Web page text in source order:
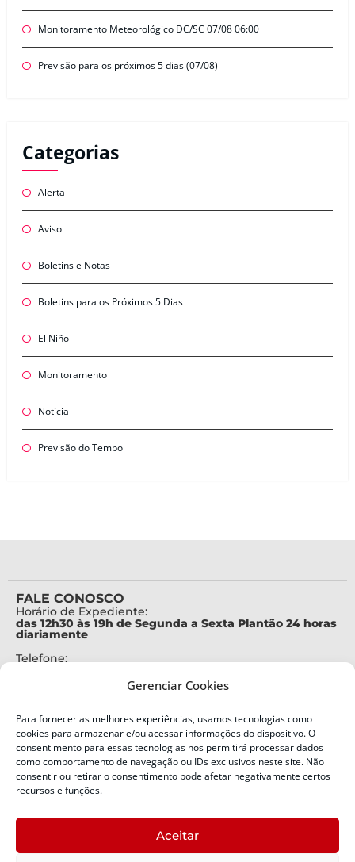
Gerenciar Cookies
Para fornecer as melhores experiências, usamos tecnologias como
cookies para armazenar e/ou acessar informações do dispositivo. O
consentimento para essas tecnologias nos permitirá processar dados
como comportamento de navegação ou IDs exclusivos neste site. Não
consentir ou retirar o consentimento pode afetar negativamente certos
recursos e funções.
Aceitar
Monitoramento Meteorológico DC/SC 07/08 06:00
Previsão para os próximos 5 dias (07/08)
Categorias
Alerta
Aviso
Boletins e Notas
Boletins para os Próximos 5 Dias
El Niño
Monitoramento
Notícia
Previsão do Tempo
FALE CONOSCO
Horário de Expediente:
das 12h30 às 19h de Segunda a Sexta Plantão 24 horas
diariamente
Telefone:
Alertas Defesa Civil:
SMS 40199
ENDEREÇO
Defesa Civil do Estado de Santa Catarina
Bairro:
Capoeiras, Florianópolis, SC